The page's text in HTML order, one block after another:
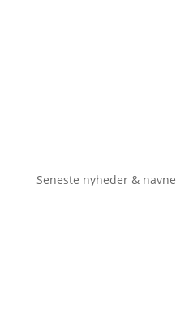
Seneste nyheder & navne